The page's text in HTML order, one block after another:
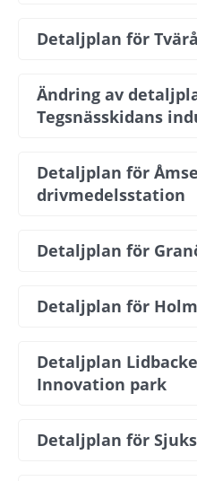
Detaljplan för
Ändring av
Tegsnässkidans
Detaljplan för
drivmedelsstation
Detaljplan för
Detaljplan för
Detaljplan
Innovation park
Detaljplan för